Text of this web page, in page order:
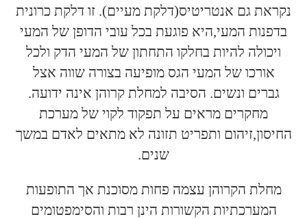
נקראת גם אנטריטיס(דלקת מעיים). זו דלקת כרונית
בדפנות המעי,היא פוגעת בכל עובי הדופן של המעי
ויכולה להיות בחלקו התחתון של המעי הדק ולכל
אורכו של המעי הגס מופיעה בצורה שווה אצל
גברים ונשים. הסיבה למחלת קרוהן אינה ידועה.
מחקרים מראים על תפקוד לקוי של מערכת
החיסון,זיהום ותפריט תזונה לא מתאים לאדם במשך
שנים.
מחלת הקרוהן עצמה פחות מסוכנת אך התופעות
המערכתיות הקשורות הינן רבות והסימפטומים